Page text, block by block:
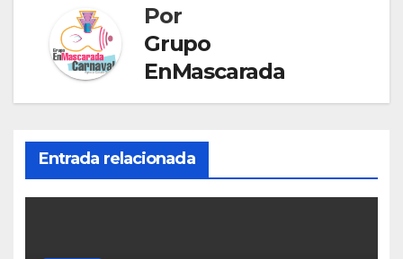
Por
Grupo
EnMascarada
Entrada relacionada